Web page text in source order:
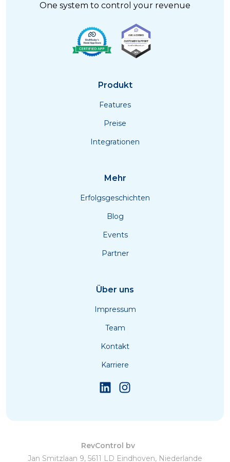
One system to control your revenue
Produkt
Features
Preise
Integrationen
Mehr
Erfolgsgeschichten
Blog
Events
Partner
Über uns
Impressum
Team
Kontakt
Karriere
RevControl bv
Jan Smitzlaan 9, 5611 LD Eindhoven, Niederlande